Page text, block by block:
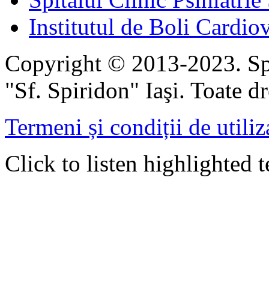
Institutul de Boli
Copyright © 2013-2023.
"Sf. Spiridon" Iaşi. Toate
Termeni și condiții de
Click to listen highlighted